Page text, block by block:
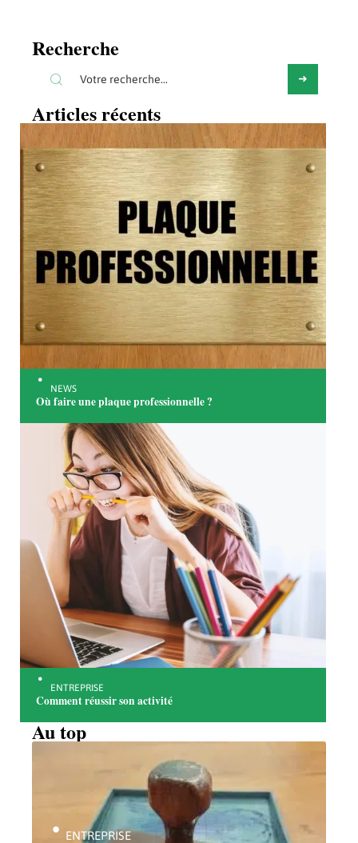
Recherche
Articles récents
NEWS
Où faire une plaque professionnelle ?
ENTREPRISE
Comment réussir son activité
Au top
ENTREPRISE